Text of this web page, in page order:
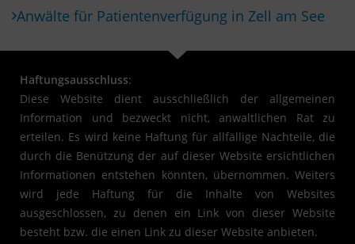
Anwälte für Patientenverfügung in Zell am See
Haftungsausschluss:
Diese Website dient ausschließlich der allgemeinen
Information und bezweckt nicht, anwaltlichen Rat zu
erteilen. Es wird keine Haftung für allfällige Nachteile, die
durch die Benützung der auf dieser Website ersichtlichen
Informationen entstehen könnten, übernommen. Weiters
wird jede Haftung für die Inhalte von Websites
ausgeschlossen, zu denen ein Link von dieser Website
besteht bzw. die einen Link zu dieser Website anbieten.